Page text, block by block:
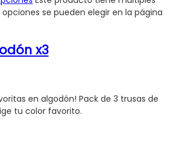
opciones se pueden elegir en la página
x3
en algodón! Pack de 3 trusas de
tu color favorito.